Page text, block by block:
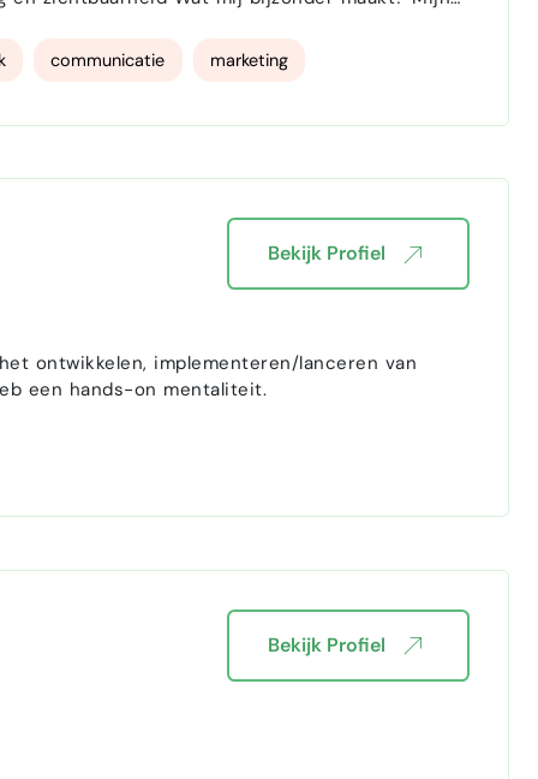
communicatie marketing
ontwikkelen, implementeren/lanceren van
een hands-on mentaliteit.
Bekijk Profiel
Bekijk Profiel